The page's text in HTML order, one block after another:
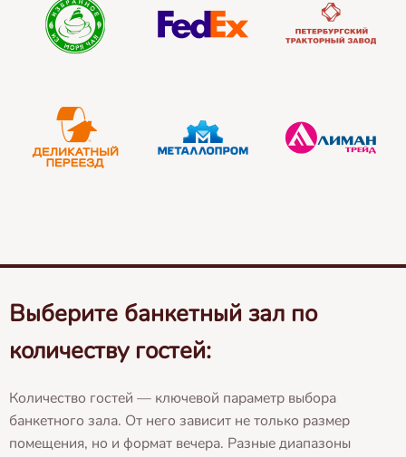
Выберите банкетный зал по
количеству гостей:
Количество гостей — ключевой параметр выбора
банкетного зала. От него зависит не только размер
помещения, но и формат вечера. Разные диапазоны